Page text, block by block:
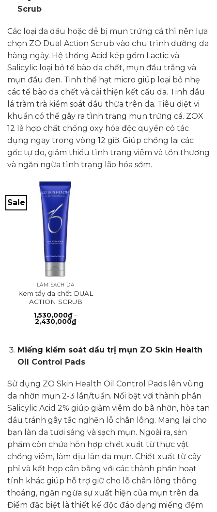
Scrub
Các loại da dầu hoặc dễ bị mụn trứng cá thì nên lựa
chọn ZO Dual Action Scrub vào chu trình dưỡng da
hàng ngày. Hệ thống Acid kép gồm Lactic và
Salicylic loại bỏ tế bào da chết, mụn đầu trắng và
mụn đầu đen. Tinh thể hạt micro giúp loại bỏ nhẹ
các tế bào da chết và cải thiện kết cấu da. Tinh dầu
lá tràm trà kiểm soát dầu thừa trên da. Tiêu diệt vi
khuẩn có thể gây ra tình trạng mụn trứng cá. ZOX
12 là hợp chất chống oxy hóa độc quyền có tác
dụng ngay trong vòng 12 giờ. Giúp chống lại các
gốc tự do, giảm thiểu tình trạng viêm và tổn thương
và ngăn ngừa tình trạng lão hóa sớm.
Sale
LÀM SẠCH DA
Kem tẩy da chết DUAL
ACTION SCRUB
1,530,000₫ –
2,430,000₫Khoảng
giá:
đến
2,430,000₫
Miếng kiểm soát dầu trị mụn ZO Skin Health
Oil Control Pads
Sử dụng ZO Skin Health Oil Control Pads lên vùng
da nhờn mụn 2-3 lần/tuần. Nổi bật với thành phần
Salicylic Acid 2% giúp giảm viêm do bã nhờn, hòa tan
dầu tránh gây tắc nghẽn lỗ chân lông. Mang lại cho
bạn làn da tươi sáng và sạch mụn. Ngoài ra, sản
phẩm còn chứa hỗn hợp chiết xuất từ thực vật
chống viêm, làm dịu làn da mụn. Chiết xuất từ cây
phỉ và kết hợp cân bằng với các thành phần hoạt
tính khác giúp hỗ trợ giữ cho lỗ chân lông thông
thoáng, ngăn ngừa sự xuất hiện của mụn trên da.
Điểm đặc biệt là thiết kế độc đáo dạng miếng đệm